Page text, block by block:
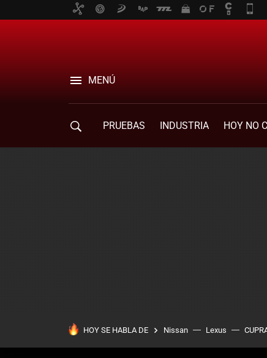
MENÚ
PRUEBAS INDUSTRIA HOY NO
HOY SE HABLA DE Nissan Lexus